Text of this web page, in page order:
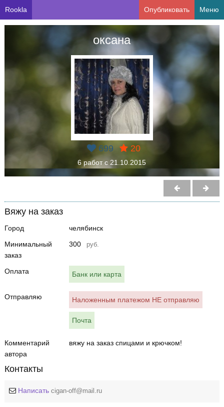
Rookla Опубликовать Меню
оксана
699 20
6 работ с 21.10.2015
Вяжу на заказ
Город
челябинск
Минимальный
заказ
300 руб.
Оплата Банк или карта
Отправляю Наложенным платежом НЕ отправляю
Почта
Комментарий
автора
вяжу на заказ спицами и крючком!
Контакты
Написать cigan-off@mail.ru